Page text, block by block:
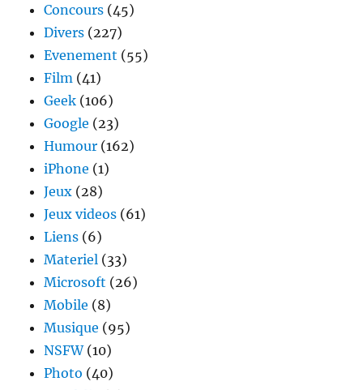
Concours (45)
Divers (227)
Evenement (55)
Film (41)
Geek (106)
Google (23)
Humour (162)
iPhone (1)
Jeux (28)
Jeux videos (61)
Liens (6)
Materiel (33)
Microsoft (26)
Mobile (8)
Musique (95)
NSFW(10)
Photo (40)